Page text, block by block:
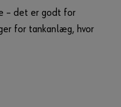
– det er godt for
for tankanlæg, hvor